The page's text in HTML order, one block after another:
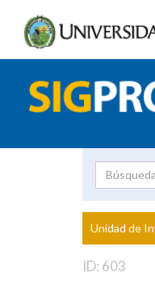
Unidad de
ID: 603